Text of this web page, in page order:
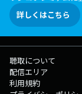
詳しくはこちら
聴取について
配信エリア
利用規約